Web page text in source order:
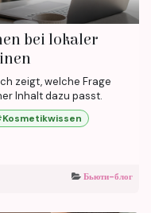
bei lokaler
zeigt, welche Frage
Inhalt dazu passt.
Бьюти-блог